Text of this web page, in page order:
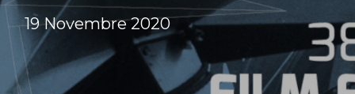
19 Novembre 2020